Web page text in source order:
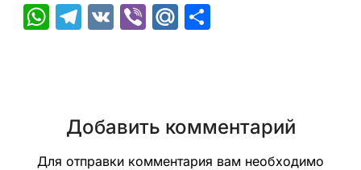
WhatsApp
Telegram
VK ViberMail.Ru
Добавить комментарий
Для отправки комментария вам необходимо